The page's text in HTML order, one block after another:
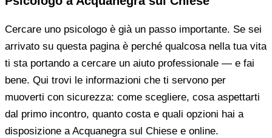
Cercare uno psicologo è già un passo importante. Se sei
arrivato su questa pagina è perché qualcosa nella tua vita
ti sta portando a cercare un aiuto professionale — e fai
bene. Qui trovi le informazioni che ti servono per
muoverti con sicurezza: come scegliere, cosa aspettarti
dal primo incontro, quanto costa e quali opzioni hai a
disposizione a Acquanegra sul Chiese e online.